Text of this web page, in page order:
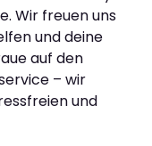
Wir freuen uns
und deine
auf den
– wir
und